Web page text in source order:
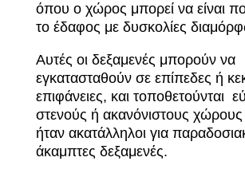
όπου ο χώρος μπορεί να είναι
το έδαφος με δυσκολίες
Αυτές οι δεξαμενές μπορούν να
εγκατασταθούν σε επίπεδες ή
επιφάνειες, και τοποθετούνται
στενούς ή ακανόνιστους χώρους
ήταν ακατάλληλοι για
άκαμπτες δεξαμενές.